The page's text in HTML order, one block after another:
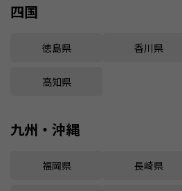
四国
徳島県 香川県
高知県
九州・沖縄
福岡県 長崎県